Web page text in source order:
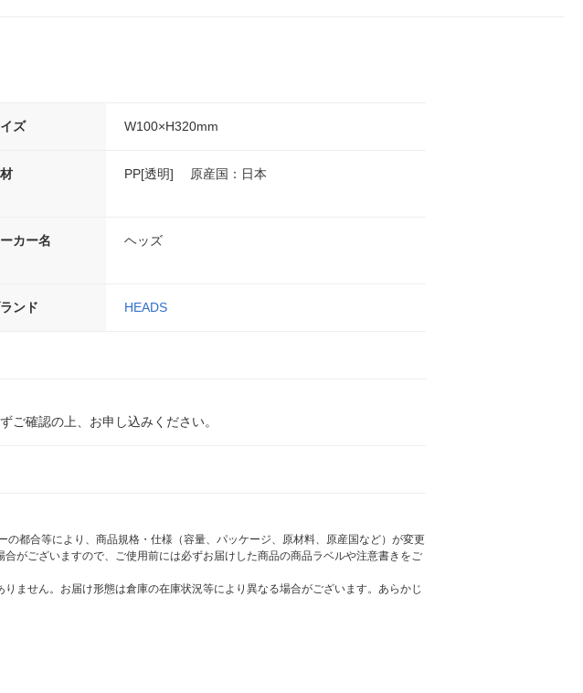
ズ W100×H320mm
PP[透明] 原産国：日本
カー名 ヘッズ
ンド HEADS
ご確認の上、お申し込みください。
都合等により、商品規格・仕様（容量、パッケージ、原材料、原産国など）が変更
がございますので、ご使用前には必ずお届けした商品の商品ラベルや注意書きをご
ません。お届け形態は倉庫の在庫状況等により異なる場合がございます。あらかじ